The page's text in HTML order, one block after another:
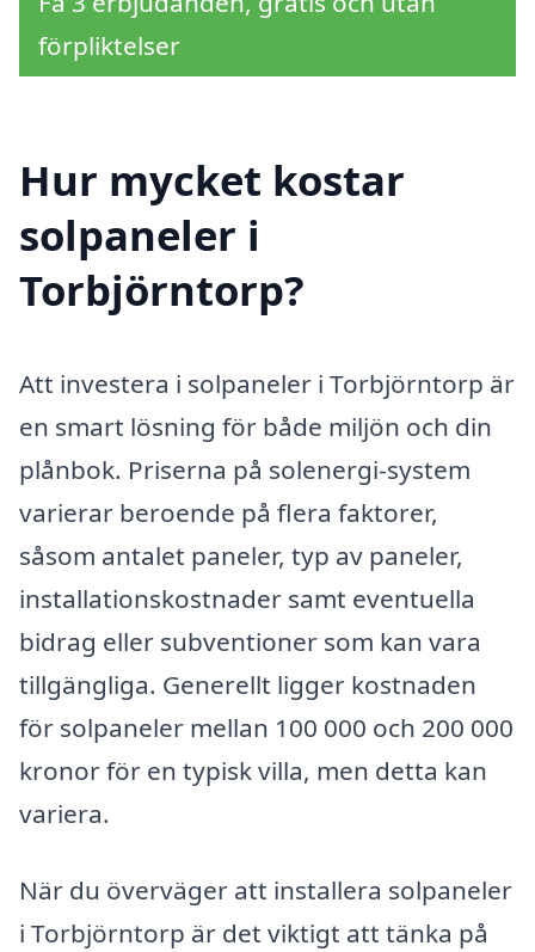
förpliktelser
Hur mycket kostar
solpaneler i
Torbjörntorp?
Att investera i solpaneler i Torbjörntorp är
en smart lösning för både miljön och din
plånbok. Priserna på solenergi-system
varierar beroende på flera faktorer,
såsom antalet paneler, typ av paneler,
installationskostnader samt eventuella
bidrag eller subventioner som kan vara
tillgängliga. Generellt ligger kostnaden
för solpaneler mellan 100 000 och 200 000
kronor för en typisk villa, men detta kan
variera.
När du överväger att installera solpaneler
i Torbjörntorp är det viktigt att tänka på